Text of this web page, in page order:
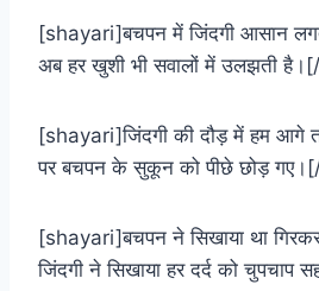
[shayari]बचपन में जिंदगी आसान
अब हर खुशी भी सवालों में उलझती
[shayari]जिंदगी की दौड़ में हम आगे
पर बचपन के सुकून को पीछे छोड़
[shayari]बचपन ने सिखाया था
जिंदगी ने सिखाया हर दर्द को चुपचाप